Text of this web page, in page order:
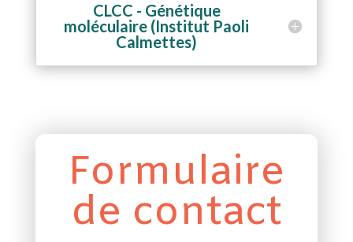
CLCC - Génétique
moléculaire (Institut Paoli
Calmettes)
Formulaire
de contact